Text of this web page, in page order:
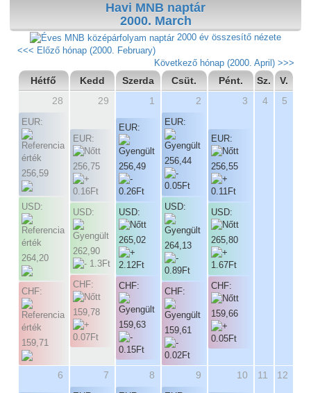
Havi MNB naptár
2000. March
2000 év összesítő nézete
<<< Előző hónap (2000. February)
Következő hónap (2000. April) >>>
Hétfő Kedd Szerda Csüt. Pént. Sz.
V.
28
EUR:
256,59
USD:
264,20
CHF:
159,71
29
EUR:
256,75
USD:
262,90
CHF:
159,78
1
EUR:
256,49
USD:
265,02
CHF:
159,63
2
EUR:
256,44
USD:
264,13
CHF:
159,61
3
EUR:
256,55
USD:
265,80
CHF:
159,66
4 5
6 7 8 9 10 11 12